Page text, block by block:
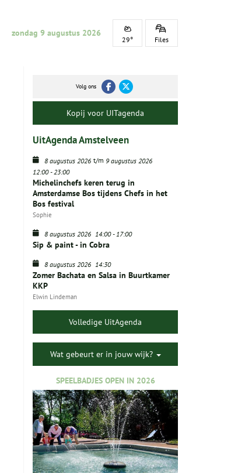
zondag 9 augustus 2026
29° Files
Volg ons
Kopij voor UITagenda
UitAgenda Amstelveen
8 augustus 2026 t/m 9 augustus 2026
12:00-23:00
Michelinchefs keren terug in
Amsterdamse Bos tijdens Chefs in het
Bos festival
Sophie
8 augustus 2026 14:00-17:00
Sip & paint - in Cobra
8 augustus 2026 14:30
Zomer Bachata en Salsa in Buurtkamer
KKP
Elwin Lindeman
Volledige UitAgenda
Wat gebeurt er in jouw wijk?
SPEELBADJES OPEN IN 2026